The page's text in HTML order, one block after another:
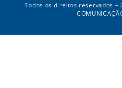
Todos os direitos reservados –